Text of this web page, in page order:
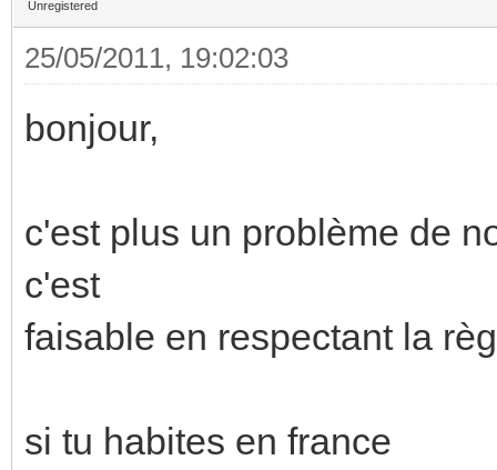
Unregistered
25/05/2011, 19:02:03
bonjour,
c'est plus un problème de
c'est
faisable en respectant la
si tu habites en france